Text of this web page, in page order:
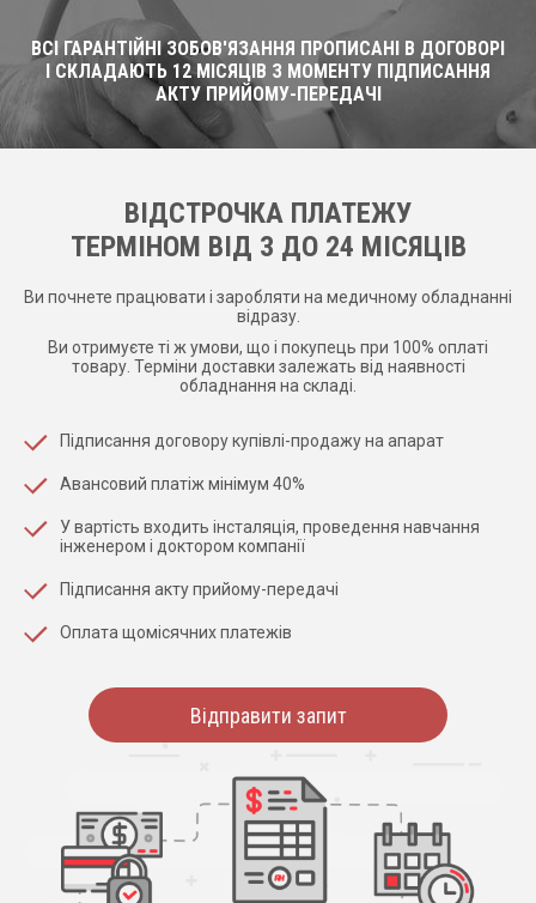
ВСІ ГАРАНТІЙНІ ЗОБОВ'ЯЗАННЯ ПРОПИСАНІ В ДОГОВОРІ
І СКЛАДАЮТЬ 12 МІСЯЦІВ З МОМЕНТУ ПІДПИСАННЯ
АКТУ ПРИЙОМУ-ПЕРЕДАЧІ
ВІДСТРОЧКА ПЛАТЕЖУ
ТЕРМІНОМ ВІД 3 ДО 24 МІСЯЦІВ
Ви почнете працювати і заробляти на медичному обладнанні
відразу.
Ви отримуєте ті ж умови, що і покупець при 100% оплаті
товару. Терміни доставки залежать від наявності
обладнання на складі.
Підписання договору купівлі-продажу на апарат
Авансовий платіж мінімум 40%
У вартість входить інсталяція, проведення навчання
інженером і доктором компанії
Підписання акту прийому-передачі
Оплата щомісячних платежів
Відправити запит